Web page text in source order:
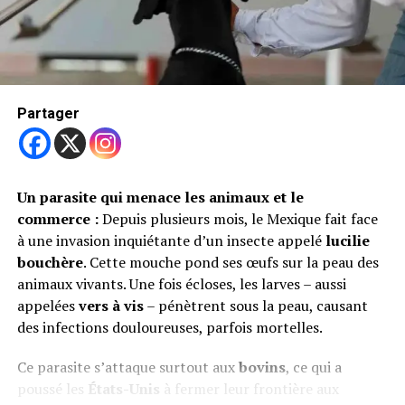
Trending
île Thatch Caye : Un
photographe sauve un chien
voir également
Même après disparition visible des algues, l’eau peut
rester dangereuse pendantplusieurs semaines. Si une
HAB a été signalée récemment, évitez de laisser votre
chien s’approcherde l’eau. Pour en être sûr, il faut des
tests d’analyse d’eau
Symptômes d’un empoisonnement chez le chien
Un chien peut tomber maladedans les minutes ou les
heures suivant l’exposition. Soyez attentif aux signes
suivants :
Vomissements ou diarrhée
Fatigue ou affaiblissement soudain
Difficulté à respirer, tremblements, crises
Gencives pâles, ventre gonflé, bave excessive
Partager
Un parasite qui menace les animaux et le
commerce :Depuis plusieurs mois, le Mexique fait face
à une invasion inquiétante d’un insecte appelé lucilie
bouchère. Cette mouche pond ses œufs sur la peau des
animaux vivants. Une fois écloses, les larves – aussi
appeléesvers à vis– pénètrent sous la peau, causant
des infections douloureuses, parfois mortelles.
Ce parasite s’attaque surtout auxbovins, ce qui a
poussé les États-Unis à fermer leur frontière aux